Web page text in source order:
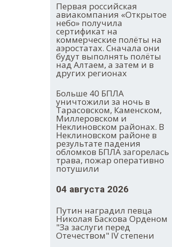
Первая российская
авиакомпания «Открытое
небо» получила
сертификат на
коммерческие полёты на
аэростатах. Сначала они
будут выполнять полёты
над Алтаем, а затем и в
других регионах
Больше 40 БПЛА
уничтожили за ночь в
Тарасовском, Каменском,
Миллеровском и
Неклиновском районах. В
Неклиновском районе в
результате падения
обломков БПЛА загорелась
трава, пожар оперативно
потушили
04 августа 2026
Путин наградил певца
Николая Баскова Орденом
"За заслуги перед
Отечеством" IV степени